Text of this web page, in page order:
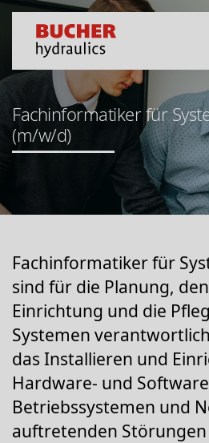
Fachinformatiker für
(m/w/d)
Fachinformatiker für
sind für die Planung,
Einrichtung und die
Systemen
das Installieren und
Hardware- und
Betriebssystemen und
auftretenden Störungen